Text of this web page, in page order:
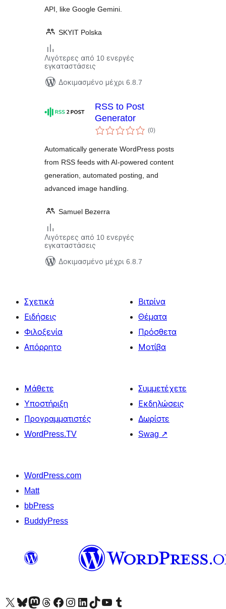
API, like Google Gemini.
SKYIT Polska
Λιγότερες από 10 ενεργές
εγκαταστάσεις
Δοκιμασμένο μέχρι 6.8.7
RSS to Post
Generator
(0αξιολογήσεις
σύνολο
)
Automatically generate WordPress posts
from RSS feeds with AI-powered content
generation, automated posting, and
advanced image handling.
Samuel Bezerra
Λιγότερες από 10 ενεργές
εγκαταστάσεις
Δοκιμασμένο μέχρι 6.8.7
Σχετικά
Ειδήσεις
Φιλοξενία
Απόρρητο
Βιτρίνα
Θέματα
Πρόσθετα
Μοτίβα
Μάθετε
Υποστήριξη
Προγραμματιστές
WordPress.TV
Συμμετέχετε
Εκδηλώσεις
Δωρίστε
Swag ↗
WordPress.com
Matt
bbPress
BuddyPress
Visit our X (formerly Twitter) account
Visit our Bluesky account
Επισκεφθείτε τον λογαριασμό μας στο Mastodon
Visit our Threads account
Επισκεφτείτε τη σελίδα μας στο Facebook
Επισκεφθείτε τον λογαριασμό μας Instagram
Επισκεφθείτε τον λογαριασμό μας LinkedIn
Visit our TikTok account
Visit our YouTube channel
Visit our Tumblr account